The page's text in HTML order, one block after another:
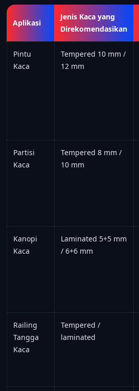
Aplikasi
Jenis Kaca yang
Direkomendasikan
Pintu
Kaca
Tempered 10 mm /
12 mm
Partisi
Kaca
Tempered 8 mm /
10 mm
Kanopi
Kaca
Laminated 5+5 mm
/ 6+6 mm
Railing
Tangga
Kaca
Tempered /
laminated